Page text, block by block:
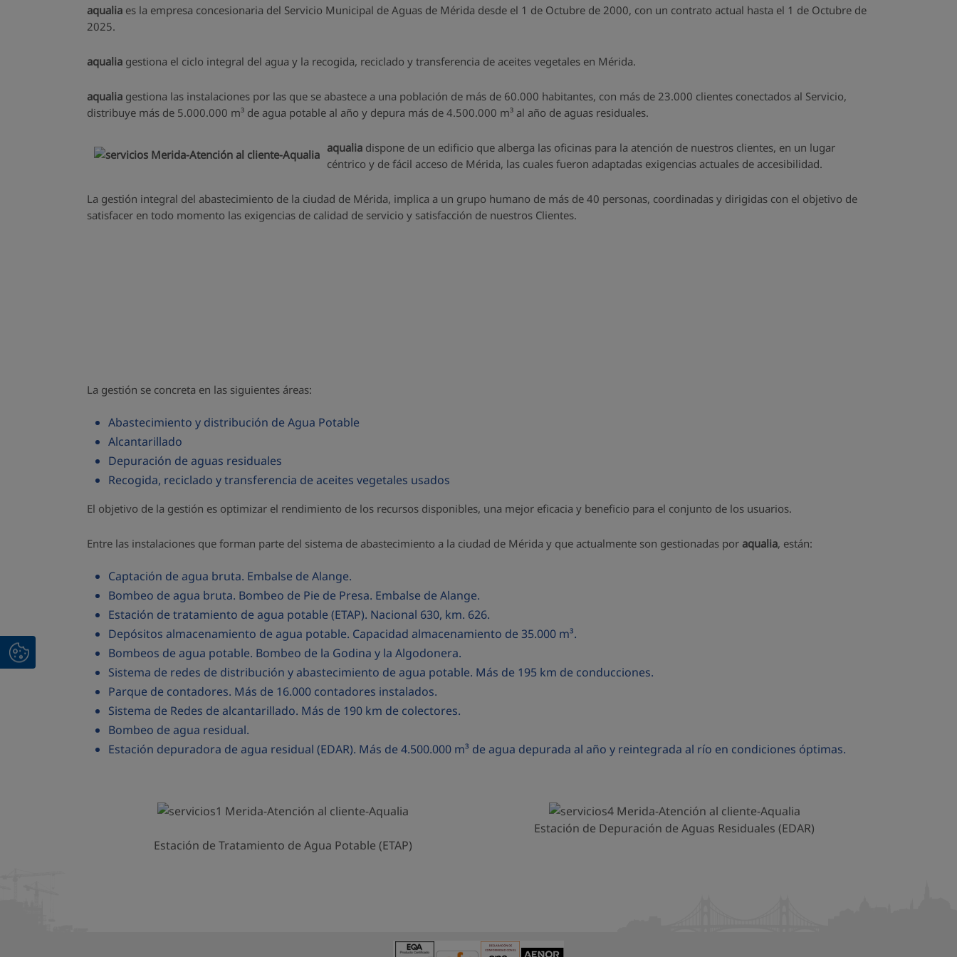
aqualia es la empresa concesionaria del Servicio Municipal de Aguas de Mérida desde el 1 de Octubre de 2000, con un contrato actual hasta el 1 de Octubre de
2025.
aqualia gestiona el ciclo integral del agua y la recogida, reciclado y transferencia de aceites vegetales en Mérida.
aqualia gestiona las instalaciones por las que se abastece a una población de más de 60.000 habitantes, con más de 23.000 clientes conectados al Servicio,
distribuye más de 5.000.000 m³ de agua potable al año y depura más de 4.500.000 m³ al año de aguas residuales.
aqualia dispone de un edificio que alberga las oficinas para la atención de nuestros clientes, en un lugar
céntrico y de fácil acceso de Mérida, las cuales fueron adaptadas exigencias actuales de accesibilidad.
La gestión integral del abastecimiento de la ciudad de Mérida, implica a un grupo humano de más de 40 personas, coordinadas y dirigidas con el objetivo de
satisfacer en todo momento las exigencias de calidad de servicio y satisfacción de nuestros Clientes.
La gestión se concreta en las siguientes áreas:
Abastecimiento y distribución de Agua Potable
Alcantarillado
Depuración de aguas residuales
Recogida, reciclado y transferencia de aceites vegetales usados
El objetivo de la gestión es optimizar el rendimiento de los recursos disponibles, una mejor eficacia y beneficio para el conjunto de los usuarios.
Entre las instalaciones que forman parte del sistema de abastecimiento a la ciudad de Mérida y que actualmente son gestionadas por aqualia, están:
Captación de agua bruta. Embalse de Alange.
Bombeo de agua bruta. Bombeo de Pie de Presa. Embalse de Alange.
Estación de tratamiento de agua potable (ETAP). Nacional 630, km. 626.
Depósitos almacenamiento de agua potable. Capacidad almacenamiento de 35.000 m³.
Bombeos de agua potable. Bombeo de la Godina y la Algodonera.
Sistema de redes de distribución y abastecimiento de agua potable. Más de 195 km de conducciones.
Parque de contadores. Más de 16.000 contadores instalados.
Sistema de Redes de alcantarillado. Más de 190 km de colectores.
Bombeo de agua residual.
Estación depuradora de agua residual (EDAR). Más de 4.500.000 m³ de agua depurada al año y reintegrada al río en condiciones óptimas.
Estación de Tratamiento de Agua Potable (ETAP)
Estación de Depuración de Aguas Residuales (EDAR)